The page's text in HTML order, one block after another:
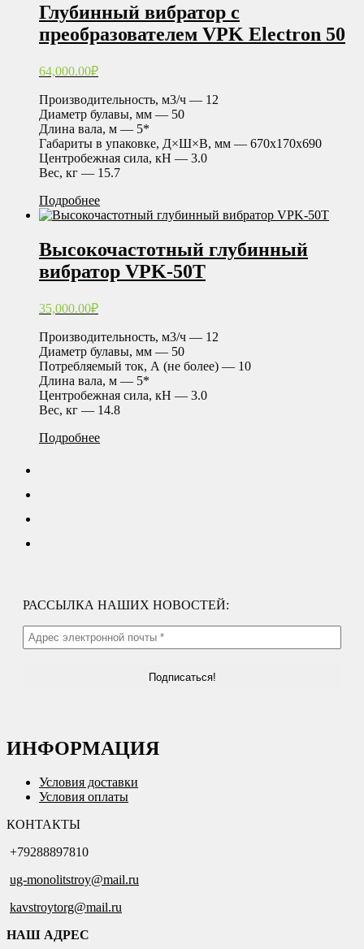
Глубинный вибратор с
преобразователем VPK Electron 50
64,000.00₽
Производительность, м3/ч — 12
Диаметр булавы, мм — 50
Длина вала, м — 5*
Габариты в упаковке, Д×Ш×В, мм — 670х170х690
Центробежная сила, кН — 3.0
Вес, кг — 15.7
Подробнее
Высокочастотный глубинный
вибратор VPK-50T
35,000.00₽
Производительность, м3/ч — 12
Диаметр булавы, мм — 50
Потребляемый ток, А (не более) — 10
Длина вала, м — 5*
Центробежная сила, кН — 3.0
Вес, кг — 14.8
Подробнее
РАССЫЛКА НАШИХ НОВОСТЕЙ:
ИНФОРМАЦИЯ
Условия доставки
Условия оплаты
КОНТАКТЫ
+79288897810
ug-monolitstroy@mail.ru
kavstroytorg@mail.ru
НАШ АДРЕС